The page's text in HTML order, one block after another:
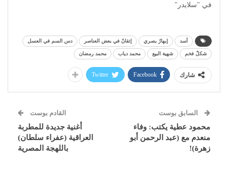
في "سلايدر"
أسد إبهارٌ بصري إتقانٌ في بعض العناصر دس السم في العسل
شكلٌ فخم شهية البيع محمد دياب محمد رمضان
شارك Facebook
Twitter
السابق بوست
محمود عطية يكتب: وفاء
منعدم مع (عبد الرحمن أبو
زهرة)!
القادم بوست
أغنية جديدة للمطربة
العراقية (عفراء سلطان)
باللهجة المصرية